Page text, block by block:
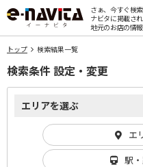
さぁ、今すぐ検索
ナビタに掲載さ
地元のお店の情
トップ 検索結果一覧
検索条件 設定・変更
エリアを選ぶ
エ
駅